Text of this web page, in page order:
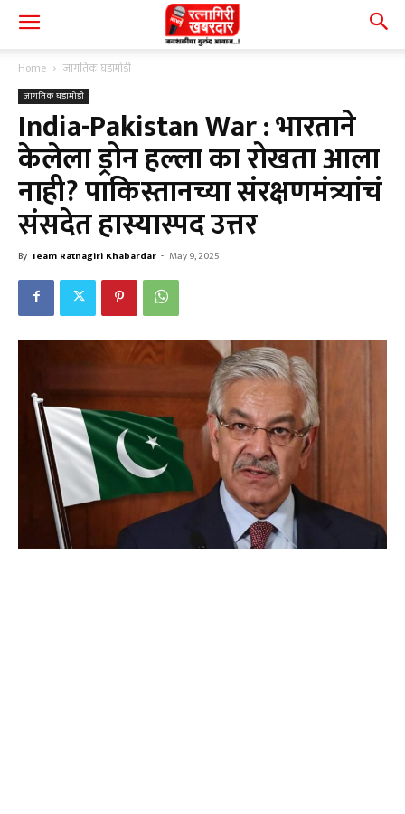
Home जागतिक घडामोडी
जागतिक घडामोडी
India-Pakistan War : भारताने
केलेला ड्रोन हल्ला का रोखता आला
नाही? पाकिस्तानच्या संरक्षणमंत्र्यांचं
संसदेत हास्यास्पद उत्तर
By Team Ratnagiri Khabardar - May 9, 2025